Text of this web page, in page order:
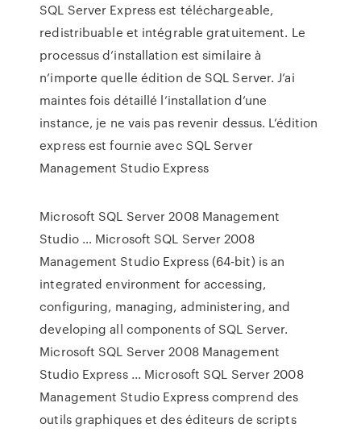
SQL Server Express est téléchargeable,
redistribuable et intégrable gratuitement. Le
processus d’installation est similaire à
n’importe quelle édition de SQL Server. J’ai
maintes fois détaillé l’installation d’une
instance, je ne vais pas revenir dessus. L’édition
express est fournie avec SQL Server
Management Studio Express
Microsoft SQL Server 2008 Management
Studio … Microsoft SQL Server 2008
Management Studio Express (64-bit) is an
integrated environment for accessing,
configuring, managing, administering, and
developing all components of SQL Server.
Microsoft SQL Server 2008 Management
Studio Express ... Microsoft SQL Server 2008
Management Studio Express comprend des
outils graphiques et des éditeurs de scripts